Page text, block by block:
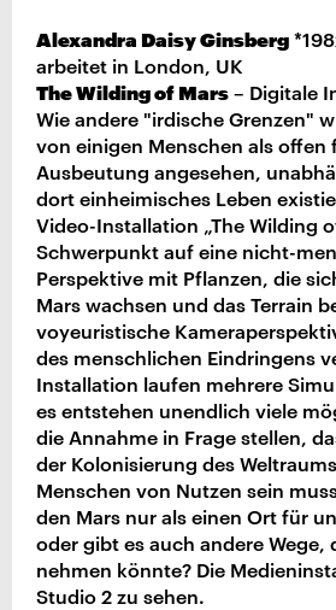
Alexandra Daisy Ginsberg
arbeitet in London, UK
The Wilding of Mars– Digitale
Wie andere "irdische Grenzen"
von einigen Menschen als offen
Ausbeutung angesehen,
dort einheimisches Leben
Video-Installation „The Wilding
Schwerpunkt auf eine nicht-
Perspektive mit Pflanzen, die
Mars wachsen und das Terrain
voyeuristische
des menschlichen Eindringens
Installation laufen mehrere
es entstehen unendlich viele
die Annahme in Frage stellen,
der Kolonisierung des
Menschen von Nutzen sein
den Mars nur als einen Ort für
oder gibt es auch andere Wege,
nehmen könnte? Die
Studio 2 zu sehen.